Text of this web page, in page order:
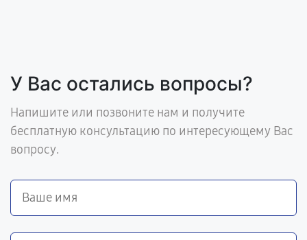
У Вас остались вопросы?
Напишите или позвоните нам и получите
бесплатную консультацию по интересующему Вас
вопросу.